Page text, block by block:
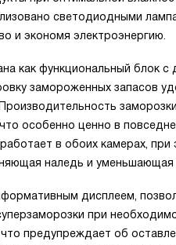
светодиодными
и экономя электроэнергию.
как функциональный блок с
замороженных запасов
особенно ценно в
в обоих камерах,
наледь и
дисплеем,
при
предупреждает об